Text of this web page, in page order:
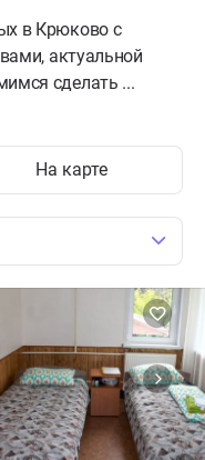
в Крюково с
актуальной
сделать ...
На карте